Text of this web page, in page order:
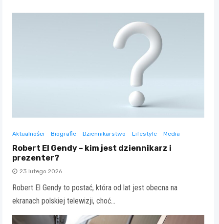
Aktualności Biografie Dziennikarstwo Lifestyle Media
Robert El Gendy – kim jest dziennikarz i
prezenter?
23 lutego 2026
Robert El Gendy to postać, która od lat jest obecna na
ekranach polskiej telewizji, choć…